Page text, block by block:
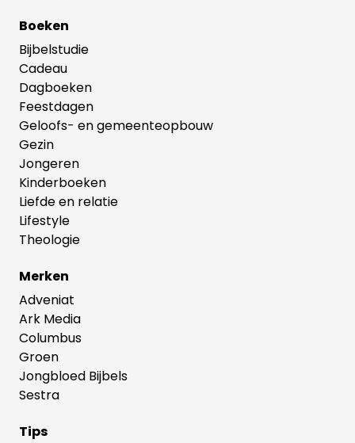
Boeken
Bijbelstudie
Cadeau
Dagboeken
Feestdagen
Geloofs- en gemeenteopbouw
Gezin
Jongeren
Kinderboeken
Liefde en relatie
Lifestyle
Theologie
Merken
Adveniat
Ark Media
Columbus
Groen
Jongbloed Bijbels
Sestra
Tips